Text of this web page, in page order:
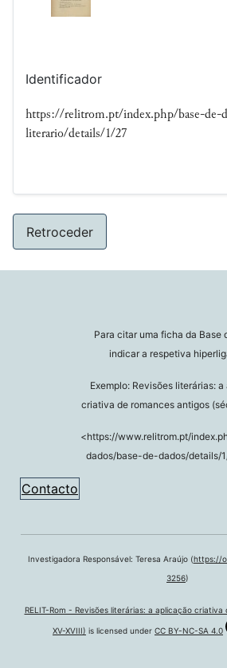
Identificador
https://relitrom.pt/index.php/base-de-
literario/details/1/27
Retroceder
Para citar uma ficha da Base
indicar a respetiva
Exemplo: Revisões literárias:
criativa de romances antigos
<https://www.relitrom.pt/
dados/base-de-dados/details/
Contacto
Investigadora Responsável: Teresa Araújo (https://
3256)
RELIT-Rom - Revisões literárias: a aplicação
XV-XVIII) is licensed under CC BY-NC-SA 4.0